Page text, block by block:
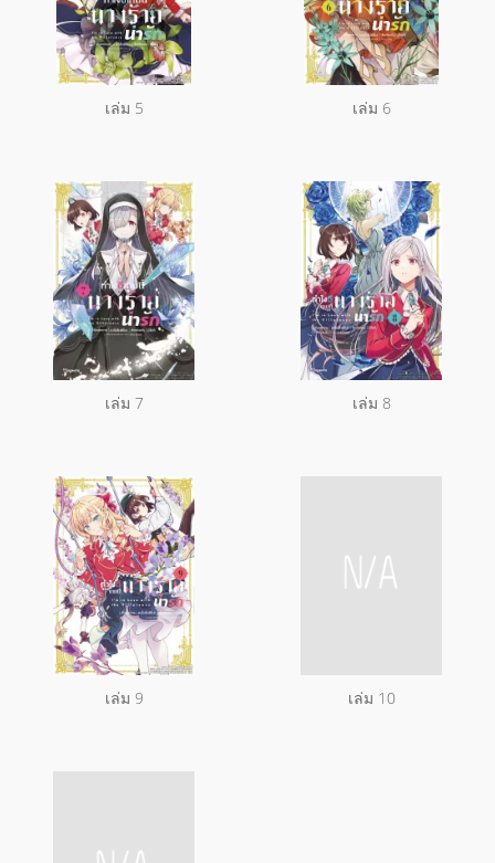
เล่ม 5 เล่ม 6
เล่ม 7 เล่ม 8
เล่ม 9 เล่ม 10